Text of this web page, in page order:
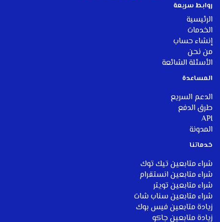
روابط سريعة
الرئيسية
الخدمات
إنشاء حساب
من نحن
الأسئلة الشائعة
المساعدة
الدعم السريع
طرق الدفع
API
المدونة
خدماتنا
شراء متابعين تيك توك
شراء متابعين انستقرام
شراء متابعين تويتر
شراء متابعين سناب شات
زيادة متابعين فيس بوك
زيادة متابعين جاكو